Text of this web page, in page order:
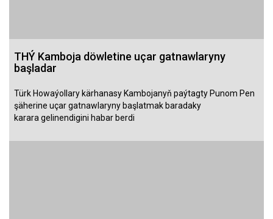
THÝ Kamboja döwletine uçar gatnawlaryny
başladar
Türk Howaýollary kärhanasy Kambojanyň paýtagty Punom Pen
şäherine uçar gatnawlaryny başlatmak baradaky
karara gelinendigini habar berdi